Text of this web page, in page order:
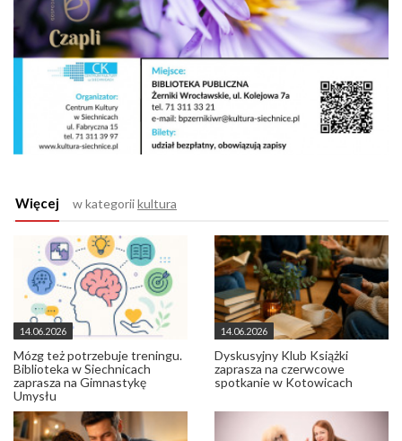
Więcej w kategoriikultura
14.06.2026
Mózg też potrzebuje treningu.
Biblioteka w Siechnicach
zaprasza na Gimnastykę
Umysłu
14.06.2026
Dyskusyjny Klub Książki
zaprasza na czerwcowe
spotkanie w Kotowicach